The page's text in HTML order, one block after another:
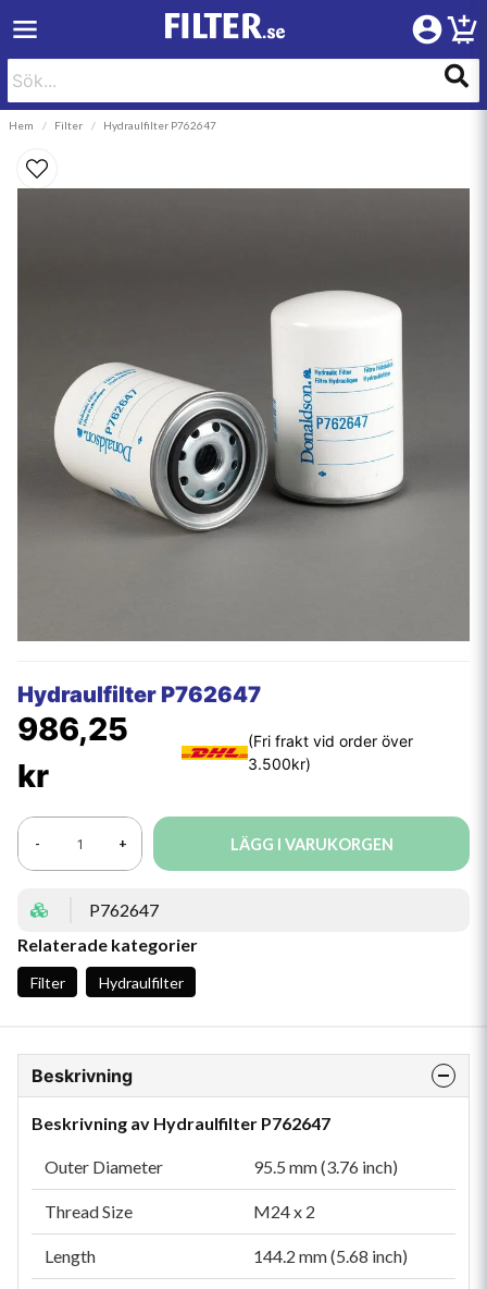
Hem Filter Hydraulfilter P762647
Hydraulfilter P762647
986,25
kr
- + LÄGG I VARUKORGEN
P762647
Relaterade kategorier
Filter Hydraulfilter
Beskrivning
Beskrivning av Hydraulfilter P762647
Outer Diameter 95.5 mm (3.76 inch)
Thread Size M24 x 2
Length 144.2 mm (5.68 inch)